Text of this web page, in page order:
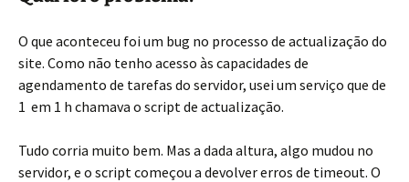
O que aconteceu foi um bug no processo de actualização do
site. Como não tenho acesso às capacidades de
agendamento de tarefas do servidor, usei um serviço que de
1 em 1 h chamava o script de actualização.
Tudo corria muito bem. Mas a dada altura, algo mudou no
servidor, e o script começou a devolver erros de timeout. O